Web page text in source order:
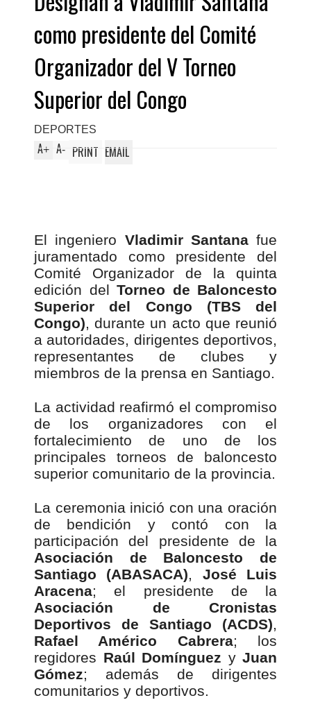
como presidente del Comité
Organizador del V Torneo
Superior del Congo
DEPORTES
A+ A- PRINT EMAIL
El ingeniero Vladimir Santanafue
juramentado como presidente del
Comité Organizador de la quinta
edición del Torneo de Baloncesto
Superior del Congo (TBS del
Congo), durante un acto que reunió
a autoridades, dirigentes deportivos,
representantes de clubes y
miembros de la prensa en Santiago.
La actividad reafirmó el compromiso
de los organizadores con el
fortalecimiento de uno de los
principales torneos de baloncesto
superior comunitario de la provincia.
La ceremonia inició con una oración
de bendición y contó con la
participación del presidente de la
Asociación de Baloncesto de
Santiago (ABASACA), José Luis
Aracena; el presidente de la
Asociación de Cronistas
Deportivos de Santiago (ACDS),
Rafael Américo Cabrera; los
regidores Raúl Domínguez y Juan
Gómez; además de dirigentes
comunitarios y deportivos.